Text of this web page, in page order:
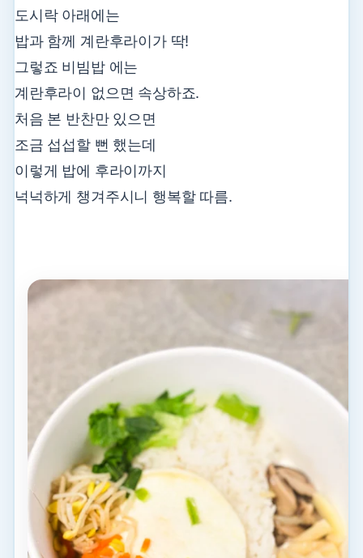
도시락 아래에는
밥과 함께 계란후라이가 딱!
그렇죠 비빔밥 에는
계란후라이 없으면 속상하죠.
처음 본 반찬만 있으면
조금 섭섭할 뻔 했는데
이렇게 밥에 후라이까지
넉넉하게 챙겨주시니 행복할 따름.